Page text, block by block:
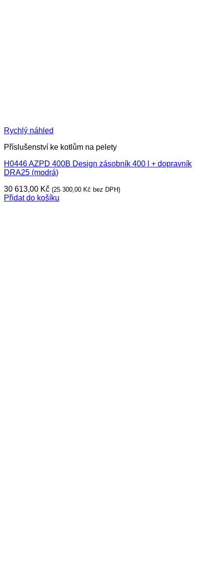
Rychlý náhled
Příslušenství ke kotlům na pelety
H0446 AZPD 400B Design zásobník 400 l + dopravník
DRA25 (modrá)
30 613,00 Kč (25 300,00 Kč bez DPH)
Přidat do košíku